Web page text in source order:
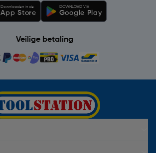
Downloaden in de
App Store
DOWNLOAD VIA
Google Play
Veilige betaling